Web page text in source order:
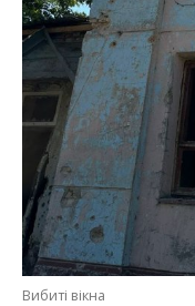
Вибиті вікна